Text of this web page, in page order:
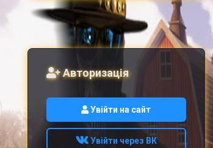
Авторизація
Увійти на сайт
Увійти через ВК